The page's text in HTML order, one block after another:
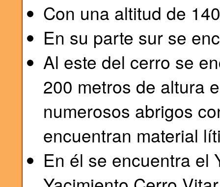
Con una altitud de
En su parte sur se
Al este del cerro se
200 metros de altura
numerosos abrigos
encuentran material
En él se encuentra el